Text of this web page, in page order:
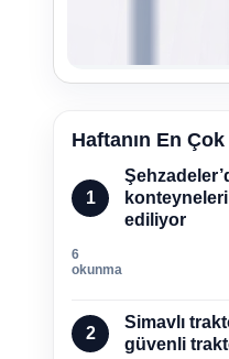
Haftanın En
1
ediliyor
6
okunma
2
Simavlı
güvenli